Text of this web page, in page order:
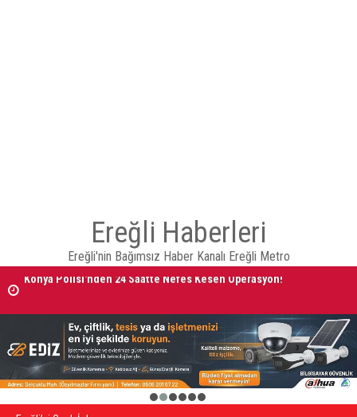
Ereğli Haberleri
Ereğli'nin Bağımsız Haber Kanalı Ereğli Metro
Konya Polisi'nden 24 Saatte Nefes Kesen Operasyon!
BAŞLADI
2 3 4 5 6